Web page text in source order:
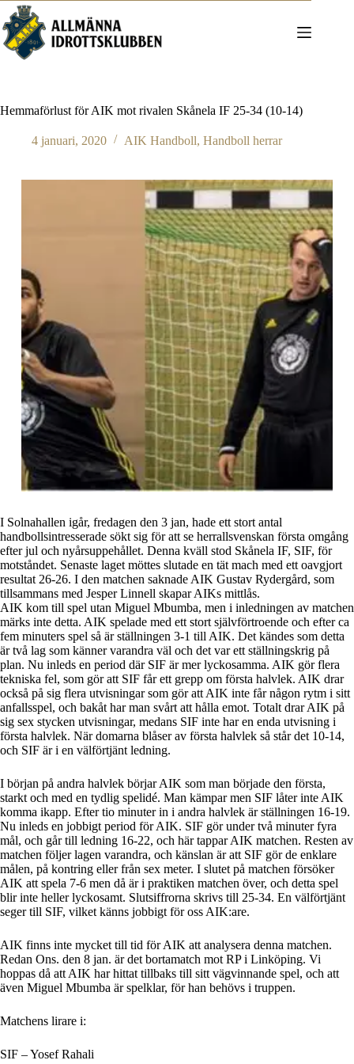
Hoppa
till
innehåll
Hemmaförlust för AIK mot rivalen Skånela IF 25-34 (10-14)
4 januari, 2020 AIK Handboll, Handboll herrar
I Solnahallen igår, fredagen den 3 jan, hade ett stort antal
handbollsintresserade sökt sig för att se herrallsvenskan första omgång
efter jul och nyårsuppehållet. Denna kväll stod Skånela IF, SIF, för
motståndet. Senaste laget möttes slutade en tät mach med ett oavgjort
resultat 26-26. I den matchen saknade AIK Gustav Rydergård, som
tillsammans med Jesper Linnell skapar AIKs mittlås.
AIK kom till spel utan Miguel Mbumba, men i inledningen av matchen
märks inte detta. AIK spelade med ett stort självförtroende och efter ca
fem minuters spel så är ställningen 3-1 till AIK. Det kändes som detta
är två lag som känner varandra väl och det var ett ställningskrig på
plan. Nu inleds en period där SIF är mer lyckosamma. AIK gör flera
tekniska fel, som gör att SIF får ett grepp om första halvlek. AIK drar
också på sig flera utvisningar som gör att AIK inte får någon rytm i sitt
anfallsspel, och bakåt har man svårt att hålla emot. Totalt drar AIK på
sig sex stycken utvisningar, medans SIF inte har en enda utvisning i
första halvlek. När domarna blåser av första halvlek så står det 10-14,
och SIF är i en välförtjänt ledning.
I början på andra halvlek börjar AIK som man började den första,
starkt och med en tydlig spelidé. Man kämpar men SIF låter inte AIK
komma ikapp. Efter tio minuter in i andra halvlek är ställningen 16-19.
Nu inleds en jobbigt period för AIK. SIF gör under två minuter fyra
mål, och går till ledning 16-22, och här tappar AIK matchen. Resten av
matchen följer lagen varandra, och känslan är att SIF gör de enklare
målen, på kontring eller från sex meter. I slutet på matchen försöker
AIK att spela 7-6 men då är i praktiken matchen över, och detta spel
blir inte heller lyckosamt. Slutsiffrorna skrivs till 25-34. En välförtjänt
seger till SIF, vilket känns jobbigt för oss AIK:are.
AIK finns inte mycket till tid för AIK att analysera denna matchen.
Redan Ons. den 8 jan. är det bortamatch mot RP i Linköping. Vi
hoppas då att AIK har hittat tillbaks till sitt vägvinnande spel, och att
även Miguel Mbumba är spelklar, för han behövs i truppen.
Matchens lirare i:
SIF – Yosef Rahali